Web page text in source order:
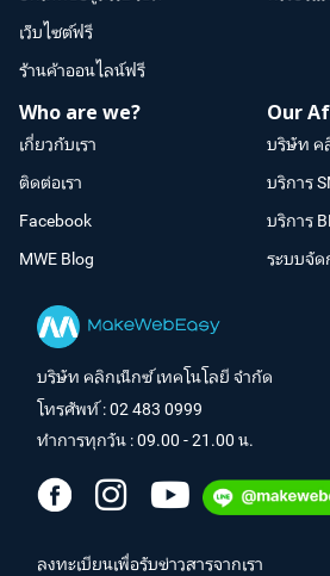
เว็บไซต์ฟรี
ร้านค้าออนไลน์ฟรี
Who are we?
เกี่ยวกับเรา
ติดต่อเรา
Facebook
MWE Blog
Our
บริษัท ค
บริการ
บริการ
ระบบจัด
บริษัท คลิกเน็กซ์ เทคโนโลยี จำกัด
โทรศัพท์ :02 483 0999
ทำการทุกวัน : 09.00 - 21.00 น.
ลงทะเบียนเพื่อรับข่าวสารจากเรา